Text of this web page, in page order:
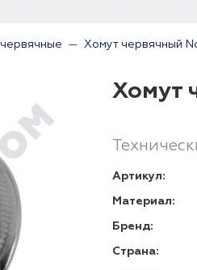
Хомут червячный
Хомут
Артикул:
Материал:
Бренд:
Страна: